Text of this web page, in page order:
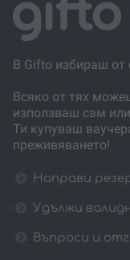
В Gifto избираш от
Всяко от тях
използваш сам
Ти купуваш
преживяването!
Направи
Удължи
Въпроси и